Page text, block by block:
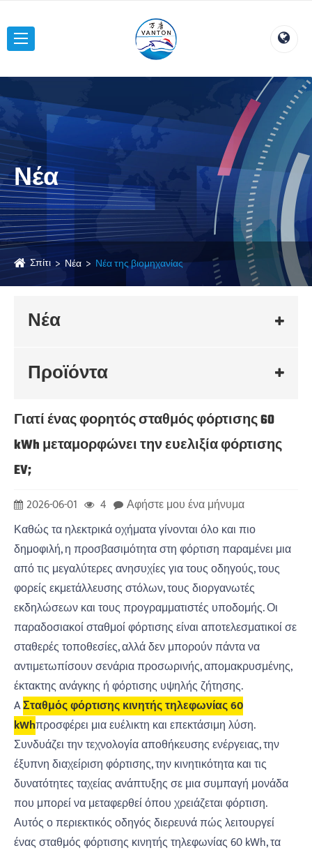
Νέα
Σπίτι Νέα Νέα της βιομηχανίας
Νέα
Προϊόντα
Γιατί ένας φορητός σταθμός φόρτισης 60
kWh μεταμορφώνει την ευελιξία φόρτισης
EV;
2026-06-01 4
Αφήστε μου ένα μήνυμα
Καθώς τα ηλεκτρικά οχήματα γίνονται όλο και πιο
δημοφιλή, η προσβασιμότητα στη φόρτιση παραμένει μια
από τις μεγαλύτερες ανησυχίες για τους οδηγούς, τους
φορείς εκμετάλλευσης στόλων, τους διοργανωτές
εκδηλώσεων και τους προγραμματιστές υποδομής. Οι
παραδοσιακοί σταθμοί φόρτισης είναι αποτελεσματικοί σε
σταθερές τοποθεσίες, αλλά δεν μπορούν πάντα να
αντιμετωπίσουν σενάρια προσωρινής, απομακρυσμένης,
έκτακτης ανάγκης ή φόρτισης υψηλής ζήτησης.
AΣταθμός φόρτισης κινητής τηλεφωνίας 60
kWhπροσφέρει μια ευέλικτη και επεκτάσιμη λύση.
Συνδυάζει την τεχνολογία αποθήκευσης ενέργειας, την
έξυπνη διαχείριση φόρτισης, την κινητικότητα και τις
δυνατότητες ταχείας ανάπτυξης σε μια συμπαγή μονάδα
που μπορεί να μεταφερθεί όπου χρειάζεται φόρτιση.
Αυτός ο περιεκτικός οδηγός διερευνά πώς λειτουργεί
ένας σταθμός φόρτισης κινητής τηλεφωνίας 60 kWh, τα